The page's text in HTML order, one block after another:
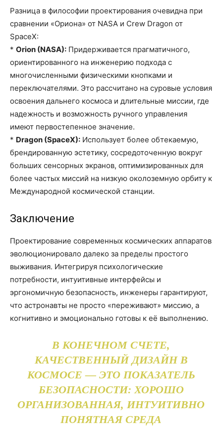
Разница в философии проектирования очевидна при
сравнении «Ориона» от NASA и Crew Dragon от
SpaceX:
* Orion (NASA): Придерживается прагматичного,
ориентированного на инженерию подхода с
многочисленными физическими кнопками и
переключателями. Это рассчитано на суровые условия
освоения дальнего космоса и длительные миссии, где
надежность и возможность ручного управления
имеют первостепенное значение.
* Dragon (SpaceX): Использует более обтекаемую,
брендированную эстетику, сосредоточенную вокруг
больших сенсорных экранов, оптимизированных для
более частых миссий на низкую околоземную орбиту к
Международной космической станции.
Заключение
Проектирование современных космических аппаратов
эволюционировало далеко за пределы простого
выживания. Интегрируя психологические
потребности, интуитивные интерфейсы и
эргономичную безопасность, инженеры гарантируют,
что астронавты не просто «переживают» миссию, а
когнитивно и эмоционально готовы к её выполнению.
В КОНЕЧНОМ СЧЕТЕ,
КАЧЕСТВЕННЫЙ ДИЗАЙН В
КОСМОСЕ — ЭТО ПОКАЗАТЕЛЬ
БЕЗОПАСНОСТИ: ХОРОШО
ОРГАНИЗОВАННАЯ, ИНТУИТИВНО
ПОНЯТНАЯ СРЕДА